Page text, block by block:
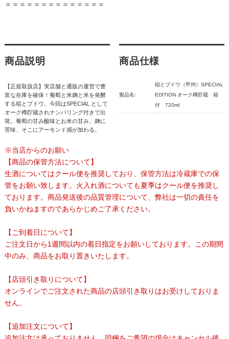
＝＝＝＝＝＝＝＝＝＝＝＝＝＝
商品説明
【正規取扱店】実店舗と通販の運営で豊
富な在庫を確保！葡萄と米麹と米を発酵
する稲とブドウ。今回はSPECIAL として
オーク樽貯蔵されナンバリング付きで出
荷。葡萄の甘み酸味とお米の甘み、麹に
苦味、そこにアーモンド感が加わる。
商品仕様
製品名:
稲とブドウ（甲州）SPECIAL
EDITION オーク樽貯蔵 箱
付 720ml
※当店からのお願い
【商品の保管方法について】
生酒についてはクール便を推奨しており、保管方法は冷蔵庫での保
管をお願い致します。火入れ酒についても夏季はクール便を推奨し
ております。商品発送後の品質管理について、弊社は一切の責任を
負いかねますのであらかじめご了承ください。
【ご到着日について】
ご注文日から1週間以内の着日指定をお願いしております。この期間
中のみ、商品をお取り置きいたします。
【店頭引き取りについて】
オンラインでご注文された商品の店頭引き取りはお受けしておりま
せん。
【追加注文について】